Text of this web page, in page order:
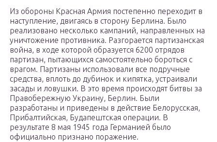
Из обороны Красная Армия постепенно переходит в
наступление, двигаясь в сторону Берлина. Было
реализовано несколько кампаний, направленных на
уничтожение противника. Разгорается партизанская
война, в ходе которой образуется 6200 отрядов
партизан, пытающихся самостоятельно бороться с
врагом. Партизаны использовали все подручные
средства, вплоть до дубинок и кипятка, устраивали
засады и ловушки. В это время происходят битвы за
Правобережную Украину, Берлин. Были
разработаны и приведены в действие Белорусская,
Прибалтийская, Будапештская операции. В
результате 8 мая 1945 года Германией было
официально признано поражение.